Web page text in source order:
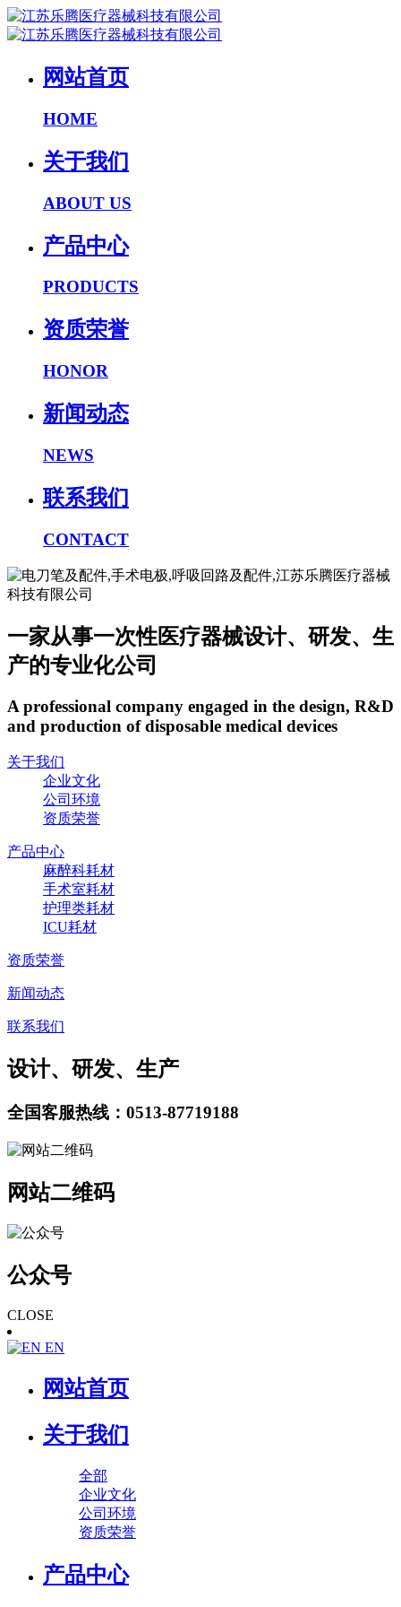
网站首页
HOME
关于我们
ABOUT US
产品中心
PRODUCTS
资质荣誉
HONOR
新闻动态
NEWS
联系我们
CONTACT
一家从事一次性医疗器械设计、研发、生
产的专业化公司
A professional company engaged in the design, R&D
and production of disposable medical devices
关于我们
企业文化
公司环境
资质荣誉
产品中心
麻醉科耗材
手术室耗材
护理类耗材
ICU耗材
资质荣誉
新闻动态
联系我们
设计、研发、生产
全国客服热线：0513-87719188
网站二维码
公众号
CLOSE
EN
网站首页
关于我们
全部
企业文化
公司环境
资质荣誉
产品中心